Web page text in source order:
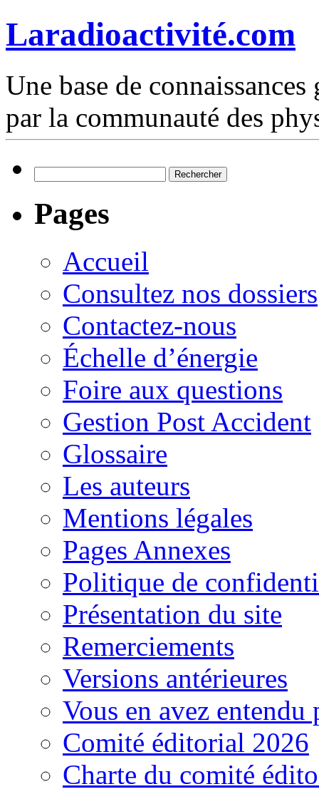
Laradioactivité.com
Une base de
par la communauté des
Pages
Accueil
Consultez nos dossiers
Contactez-nous
Échelle d’énergie
Foire aux questions
Gestion Post Accident
Glossaire
Les auteurs
Mentions légales
Pages Annexes
Politique de
Présentation du site
Remerciements
Versions antérieures
Vous en avez entendu
Comité éditorial 2026
Charte du comité